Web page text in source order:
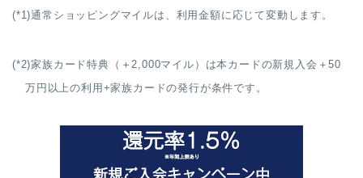
(*1)通常ショッピングマイルは、利用金額に応じて変動します。
(*2)家族カード特典（＋2,000マイル）は本カードの新規入会＋50
万円以上の利用+家族カードの発行が条件です。